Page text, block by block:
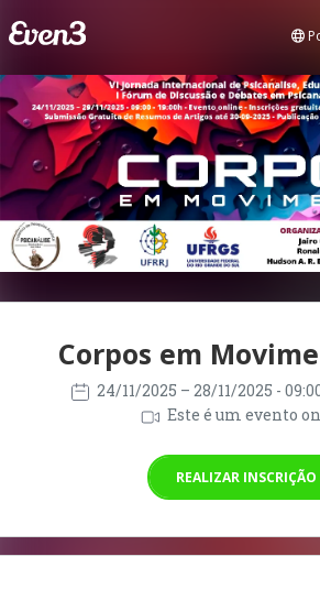
Corpos em
24/11/2025 – 28/11/2025 -
Este é um evento
REALIZAR INSCRIÇÃO